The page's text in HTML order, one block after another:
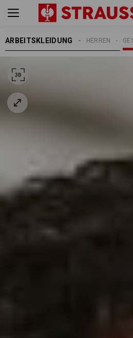
ARBEITSKLEIDUNG HERREN